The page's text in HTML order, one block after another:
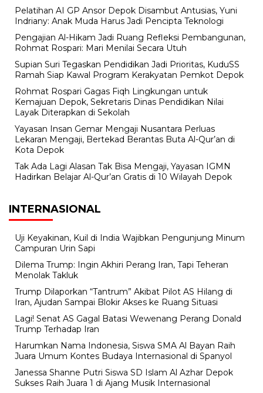
Pelatihan AI GP Ansor Depok Disambut Antusias, Yuni
Indriany: Anak Muda Harus Jadi Pencipta Teknologi
Pengajian Al-Hikam Jadi Ruang Refleksi Pembangunan,
Rohmat Rospari: Mari Menilai Secara Utuh
Supian Suri Tegaskan Pendidikan Jadi Prioritas, KuduSS
Ramah Siap Kawal Program Kerakyatan Pemkot Depok
Rohmat Rospari Gagas Fiqh Lingkungan untuk
Kemajuan Depok, Sekretaris Dinas Pendidikan Nilai
Layak Diterapkan di Sekolah
Yayasan Insan Gemar Mengaji Nusantara Perluas
Lekaran Mengaji, Bertekad Berantas Buta Al-Qur’an di
Kota Depok
Tak Ada Lagi Alasan Tak Bisa Mengaji, Yayasan IGMN
Hadirkan Belajar Al-Qur’an Gratis di 10 Wilayah Depok
INTERNASIONAL
Uji Keyakinan, Kuil di India Wajibkan Pengunjung Minum
Campuran Urin Sapi
Dilema Trump: Ingin Akhiri Perang Iran, Tapi Teheran
Menolak Takluk
Trump Dilaporkan “Tantrum” Akibat Pilot AS Hilang di
Iran, Ajudan Sampai Blokir Akses ke Ruang Situasi
Lagi! Senat AS Gagal Batasi Wewenang Perang Donald
Trump Terhadap Iran
Harumkan Nama Indonesia, Siswa SMA Al Bayan Raih
Juara Umum Kontes Budaya Internasional di Spanyol
Janessa Shanne Putri Siswa SD Islam Al Azhar Depok
Sukses Raih Juara 1 di Ajang Musik Internasional